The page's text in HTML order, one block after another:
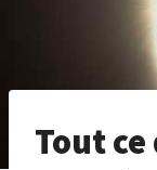
Tout